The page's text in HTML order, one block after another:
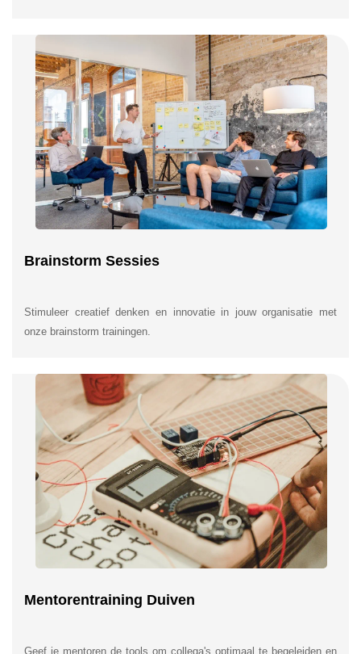
Brainstorm Sessies
Stimuleer creatief denken en innovatie in jouw organisatie met
onze brainstorm trainingen.
Mentorentraining Duiven
Geef je mentoren de tools om collega's optimaal te begeleiden en